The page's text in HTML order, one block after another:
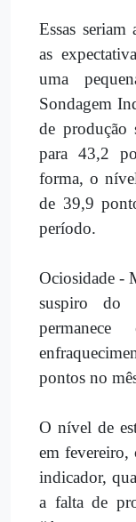
Essas seriam
as
uma
Sondagem
de produção
para 43,2
forma, o
de 39,9
período.
Ociosidade -
suspiro do
pontos no
O nível de
em fevereiro,
indicador,
a falta de